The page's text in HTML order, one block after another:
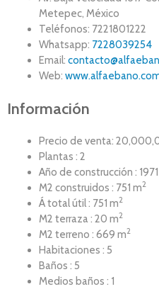
Metepec, México
Teléfonos: 7221801222
Whatsapp: 7228039254
Email:
Web:
Información
Precio de venta:
Plantas : 2
Año de construcción : 1971
M2 construidos : 751 m2
Á total útil : 751 m2
M2 terraza : 20 m2
M2 terreno : 669 m2
Habitaciones : 5
Baños : 5
Medios baños : 1